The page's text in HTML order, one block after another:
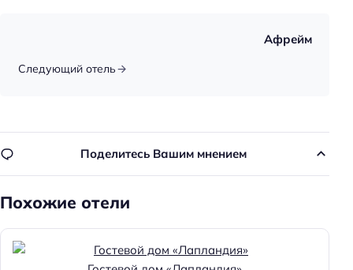
Парковка
Афрейм
Следующий отель
Поделитесь Вашим мнением
Похожие отели